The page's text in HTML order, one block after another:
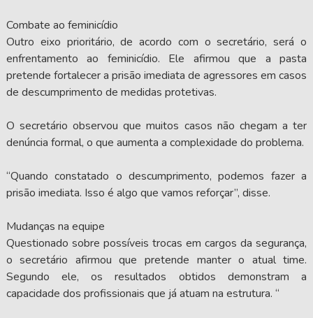
Combate ao feminicídio
Outro eixo prioritário, de acordo com o secretário, será o
enfrentamento ao feminicídio. Ele afirmou que a pasta
pretende fortalecer a prisão imediata de agressores em casos
de descumprimento de medidas protetivas.
O secretário observou que muitos casos não chegam a ter
denúncia formal, o que aumenta a complexidade do problema.
“Quando constatado o descumprimento, podemos fazer a
prisão imediata. Isso é algo que vamos reforçar”, disse.
Mudanças na equipe
Questionado sobre possíveis trocas em cargos da segurança,
o secretário afirmou que pretende manter o atual time.
Segundo ele, os resultados obtidos demonstram a
capacidade dos profissionais que já atuam na estrutura. “